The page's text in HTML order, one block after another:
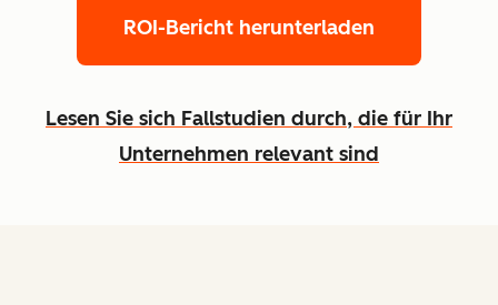
ROI-Bericht herunterladen
Lesen Sie sich Fallstudien durch, die für Ihr
Unternehmen relevant sind